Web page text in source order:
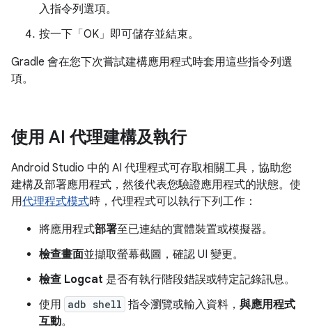
入指令列選項。
按一下「OK」 即可儲存並結束。
Gradle 會在您下次嘗試建構應用程式時套用這些指令列選
項。
使用 AI 代理建構及執行
Android Studio 中的 AI 代理程式可存取相關工具，協助您
建構及部署應用程式，然後代表您驗證應用程式的狀態。使
用代理程式模式時，代理程式可以執行下列工作：
將應用程式部署至已連結的實體裝置或模擬器。
檢查畫面並擷取螢幕截圖，確認 UI 變更。
檢查 Logcat 是否有執行階段錯誤或特定記錄訊息。
使用 adb shell 指令瀏覽或輸入資料， 與應用程式
互動。